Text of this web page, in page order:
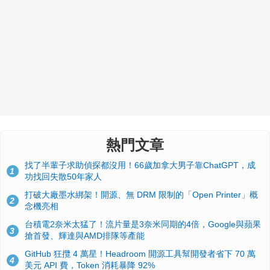
熱門文章
1
找了半輩子求助偵探都沒用！66歲加拿大男子靠ChatGPT，成
功找回失散50年家人
2
打破大廠墨水綁架！開源、無 DRM 限制的「Open Printer」概
念機亮相
3
台積電2奈米太猛了！流片量是3奈米同期的4倍，Google與蘋果
搶首發、輝達與AMD排隊等產能
4
GitHub 狂攬 4 萬星！Headroom 開源工具幫開發者省下 70 萬
美元 API 費，Token 消耗暴降 92%